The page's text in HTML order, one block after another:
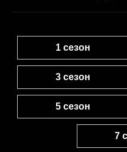
1 сезон
3 сезон
5 сезон
7